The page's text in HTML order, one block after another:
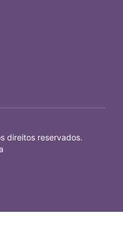
direitos reservados.